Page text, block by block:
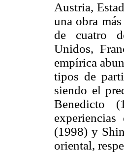
Austria,
una obra
de cuatro
Unidos,
empírica
tipos de
siendo el
Benedicto
(1998) y
oriental,